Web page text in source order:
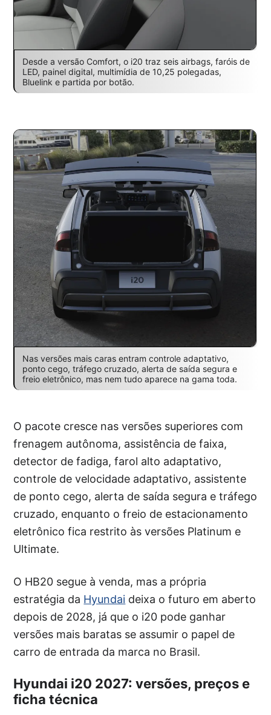
Desde a versão Comfort, o i20 traz seis airbags, faróis de
LED, painel digital, multimídia de 10,25 polegadas,
Bluelink e partida por botão.
Nas versões mais caras entram controle adaptativo,
ponto cego, tráfego cruzado, alerta de saída segura e
freio eletrônico, mas nem tudo aparece na gama toda.
O pacote cresce nas versões superiores com
frenagem autônoma, assistência de faixa,
detector de fadiga, farol alto adaptativo,
controle de velocidade adaptativo, assistente
de ponto cego, alerta de saída segura e tráfego
cruzado, enquanto o freio de estacionamento
eletrônico fica restrito às versões Platinum e
Ultimate.
O HB20 segue à venda, mas a própria
estratégia da Hyundai deixa o futuro em aberto
depois de 2028, já que o i20 pode ganhar
versões mais baratas se assumir o papel de
carro de entrada da marca no Brasil.
Hyundai i20 2027: versões, preços e
ficha técnica